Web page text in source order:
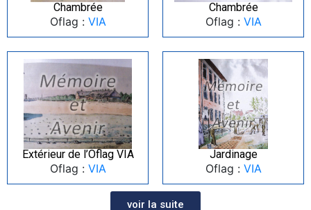
Chambrée
Oflag : VIA
Chambrée
Oflag : VIA
Extérieur de l’Oflag VIA
Oflag : VIA
Jardinage
Oflag : VIA
voir la suite